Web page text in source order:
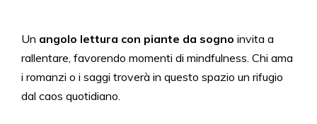
Un angolo lettura con piante da sogno invita a
rallentare, favorendo momenti di mindfulness. Chi ama
i romanzi o i saggi troverà in questo spazio un rifugio
dal caos quotidiano.